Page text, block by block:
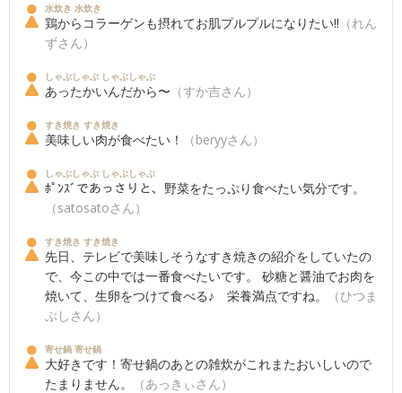
水炊き 水炊き
鶏からコラーゲンも摂れてお肌プルプルになりたい!! （れん
ずさん）
しゃぶしゃぶ しゃぶしゃぶ
あったかいんだから〜 （すか吉さん）
すき焼き すき焼き
美味しい肉が食べたい！ （beryyさん）
しゃぶしゃぶ しゃぶしゃぶ
ﾎﾟﾝｽﾞであっさりと、野菜をたっぷり食べたい気分です。
（satosatoさん）
すき焼き すき焼き
先日、テレビで美味しそうなすき焼きの紹介をしていたの
で、今この中では一番食べたいです。 砂糖と醤油でお肉を
焼いて、生卵をつけて食べる♪ 栄養満点ですね。
（ひつま
ぶしさん）
寄せ鍋 寄せ鍋
大好きです！寄せ鍋のあとの雑炊がこれまたおいしいので
たまりません。
（あっきぃさん）